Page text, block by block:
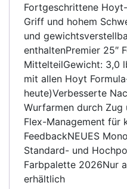
Fortgeschrittene
Griff und hohem
und
enthaltenPremier 25″
MittelteilGewicht: 3,0
mit allen Hoyt
heute)Verbesserte
Wurfarmen durch Zug
Flex-Management für
FeedbackNEUES
Standard- und
Farbpalette 2026Nur
erhältlich